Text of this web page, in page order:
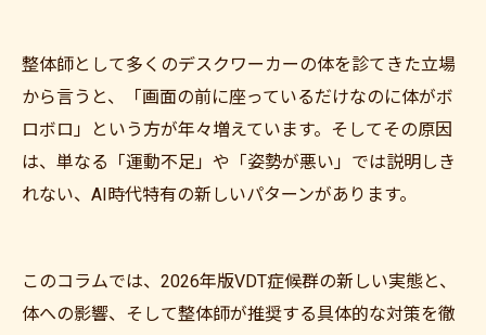
整体師として多くのデスクワーカーの体を診てきた立場
から言うと、「画面の前に座っているだけなのに体がボ
ロボロ」という方が年々増えています。そしてその原因
は、単なる「運動不足」や「姿勢が悪い」では説明しき
れない、AI時代特有の新しいパターンがあります。
このコラムでは、2026年版VDT症候群の新しい実態と、
体への影響、そして整体師が推奨する具体的な対策を徹